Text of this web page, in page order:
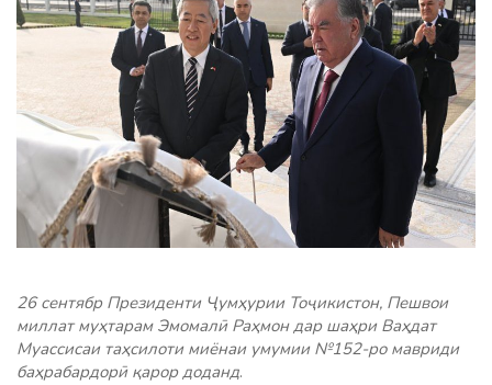
26 сентябр Президенти Ҷумҳурии Тоҷикистон, Пешвои
миллат муҳтарам Эмомалӣ Раҳмон дар шаҳри Ваҳдат
Муассисаи таҳсилоти миёнаи умумии №152-ро мавриди
баҳрабардорӣ қарор доданд.